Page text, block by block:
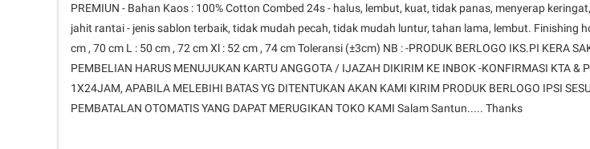
PREMIUN - Bahan Kaos : 100% Cotton Combed 24s - halus, lembut, kuat, tidak panas, menyerap
jahit rantai - jenis sablon terbaik, tidak mudah pecah, tidak mudah luntur, tahan lama, lembut. Finishing
cm , 70 cm L : 50 cm , 72 cm Xl : 52 cm , 74 cm Toleransi (±3cm) NB : -PRODUK BERLOGO IKS.PI KERA
PEMBELIAN HARUS MENUJUKAN KARTU ANGGOTA / IJAZAH DIKIRIM KE INBOK -KONFIRMASI KTA &
1X24JAM, APABILA MELEBIHI BATAS YG DITENTUKAN AKAN KAMI KIRIM PRODUK BERLOGO IPSI
PEMBATALAN OTOMATIS YANG DAPAT MERUGIKAN TOKO KAMI Salam Santun..... Thanks